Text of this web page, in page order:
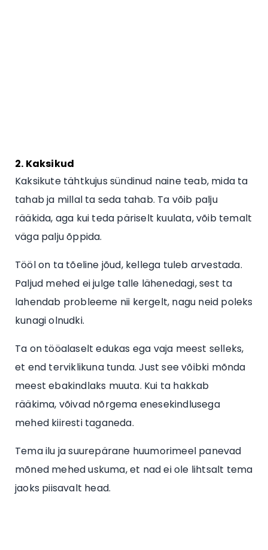
2. Kaksikud
Kaksikute tähtkujus sündinud naine teab, mida ta
tahab ja millal ta seda tahab. Ta võib palju
rääkida, aga kui teda päriselt kuulata, võib temalt
väga palju õppida.
Tööl on ta tõeline jõud, kellega tuleb arvestada.
Paljud mehed ei julge talle lähenedagi, sest ta
lahendab probleeme nii kergelt, nagu neid poleks
kunagi olnudki.
Ta on tööalaselt edukas ega vaja meest selleks,
et end terviklikuna tunda. Just see võibki mõnda
meest ebakindlaks muuta. Kui ta hakkab
rääkima, võivad nõrgema enesekindlusega
mehed kiiresti taganeda.
Tema ilu ja suurepärane huumorimeel panevad
mõned mehed uskuma, et nad ei ole lihtsalt tema
jaoks piisavalt head.